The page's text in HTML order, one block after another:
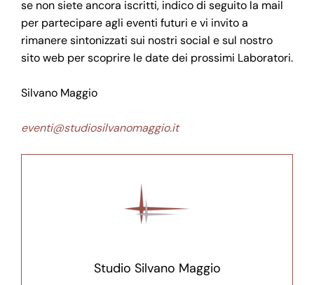
se non siete ancora iscritti, indico di seguito la mail
per partecipare agli eventi futuri e vi invito a
rimanere sintonizzati sui nostri social e sul nostro
sito web per scoprire le date dei prossimi Laboratori.
Silvano Maggio
eventi@studiosilvanomaggio.it
Studio Silvano Maggio